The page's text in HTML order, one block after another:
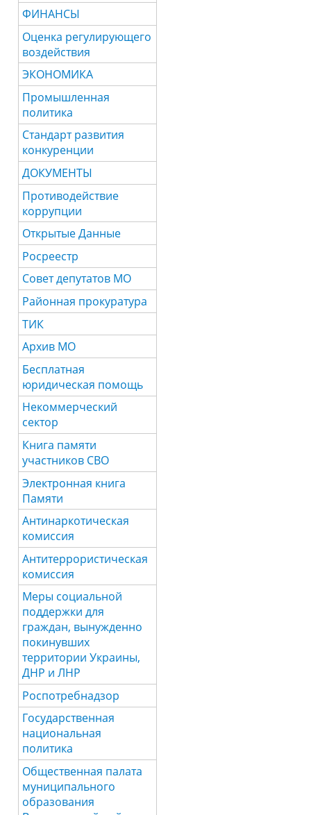
ФИНАНСЫ
Оценка регулирующего
воздействия
ЭКОНОМИКА
Промышленная
политика
Стандарт развития
конкуренции
ДОКУМЕНТЫ
Противодействие
коррупции
Открытые Данные
Росреестр
Совет депутатов МО
Районная прокуратура
ТИК
Архив МО
Бесплатная
юридическая помощь
Некоммерческий
сектор
Книга памяти
участников СВО
Электронная книга
Памяти
Антинаркотическая
комиссия
Антитеррористическая
комиссия
Меры социальной
поддержки для
граждан, вынужденно
покинувших
территории Украины,
ДНР и ЛНР
Роспотребнадзор
Государственная
национальная
политика
Общественная палата
муниципального
образования